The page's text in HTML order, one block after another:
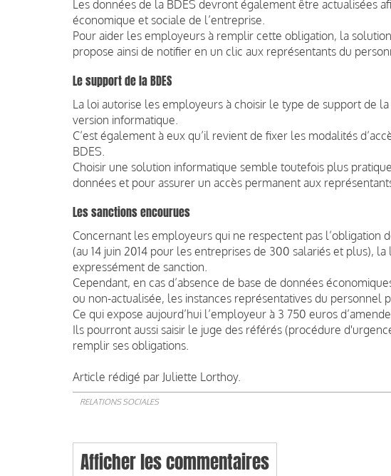
Les données de la BDES devront également être actualisées
économique et sociale de l’entreprise.
Pour aider les employeurs à remplir cette obligation, la
propose ainsi de notifier en un clic aux représentants du
Le support de la BDES
La loi autorise les employeurs à choisir le type de support de
version informatique.
C’est également à eux qu’il revient de fixer les modalités
BDES.
Choisir une solution informatique semble toutefois plus
données et pour assurer un accès permanent aux
Les sanctions encourues
Concernant les employeurs qui ne respectent pas l’obligation
(au 14 juin 2014 pour les entreprises de 300 salariés et plus), la
expressément de sanction.
Cependant, en cas d’absence de base de données
ou non-actualisée, les instances représentatives du personnel
Ce qui expose aujourd’hui l’employeur à 3 750 euros
Ils pourront aussi saisir le juge des référés (procédure
remplir ses obligations.
Article rédigé par Juliette Lorthoy.
RELATIONS SOCIALES
Afficher les commentaires